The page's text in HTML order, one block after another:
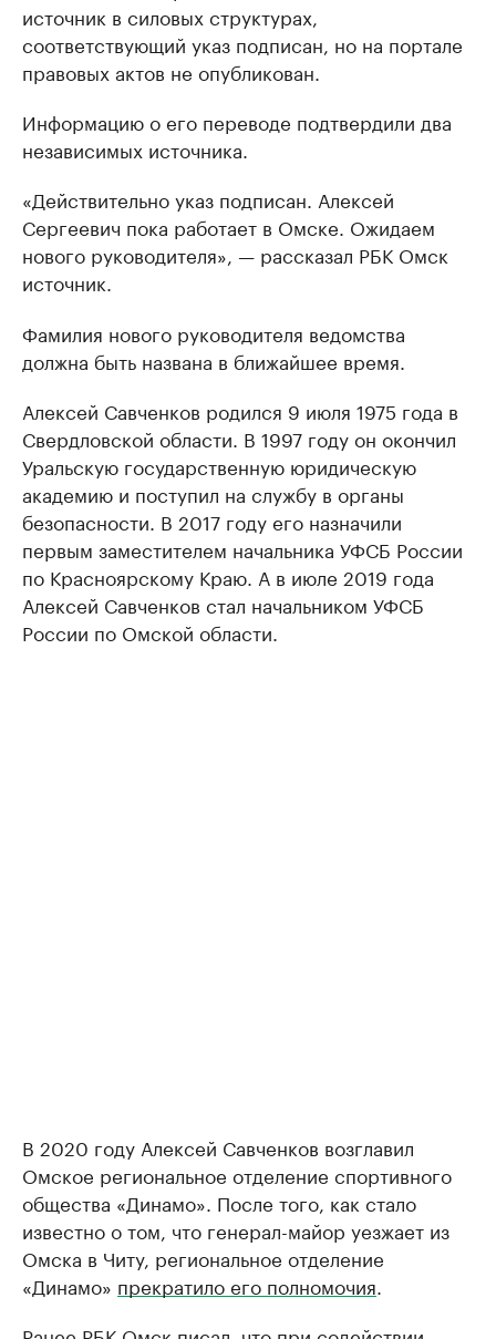
источник в силовых структурах,
соответствующий указ подписан, но на портале
правовых актов не опубликован.
Информацию о его переводе подтвердили два
независимых источника.
«Действительно указ подписан. Алексей
Сергеевич пока работает в Омске. Ожидаем
нового руководителя», — рассказал РБК Омск
источник.
Фамилия нового руководителя ведомства
должна быть названа в ближайшее время.
Алексей Савченков родился 9 июля 1975 года в
Свердловской области. В 1997 году он окончил
Уральскую государственную юридическую
академию и поступил на службу в органы
безопасности. В 2017 году его назначили
первым заместителем начальника УФСБ России
по Красноярскому Краю. А в июле 2019 года
Алексей Савченков стал начальником УФСБ
России по Омской области.
В 2020 году Алексей Савченков возглавил
Омское региональное отделение спортивного
общества «Динамо». После того, как стало
известно о том, что генерал-майор уезжает из
Омска в Читу, региональное отделение
«Динамо» прекратило его полномочия.